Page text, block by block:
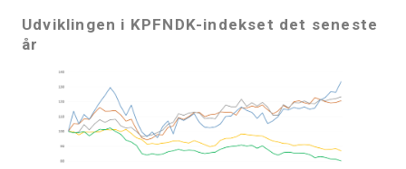
Udviklingen i KPFNDK-indekset det seneste
år